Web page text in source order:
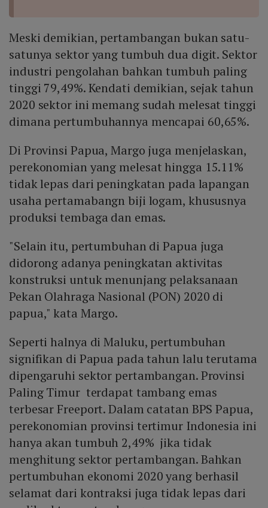
Meski demikian, pertambangan bukan satu-
satunya sektor yang tumbuh dua digit. Sektor
industri pengolahan bahkan tumbuh paling
tinggi 79,49%. Kendati demikian, sejak tahun
2020 sektor ini memang sudah melesat tinggi
dimana pertumbuhannya mencapai 60,65%.
Di Provinsi Papua, Margo juga menjelaskan,
perekonomian yang melesat hingga 15.11%
tidak lepas dari peningkatan pada lapangan
usaha pertamabangn biji logam, khususnya
produksi tembaga dan emas.
"Selain itu, pertumbuhan di Papua juga
didorong adanya peningkatan aktivitas
konstruksi untuk menunjang pelaksanaan
Pekan Olahraga Nasional (PON) 2020 di
papua," kata Margo.
Seperti halnya di Maluku, pertumbuhan
signifikan di Papua pada tahun lalu terutama
dipengaruhi sektor pertambangan. Provinsi
Paling Timur terdapat tambang emas
terbesar Freeport. Dalam catatan BPS Papua,
perekonomian provinsi tertimur Indonesia ini
hanya akan tumbuh 2,49% jika tidak
menghitung sektor pertambangan. Bahkan
pertumbuhan ekonomi 2020 yang berhasil
selamat dari kontraksi juga tidak lepas dari